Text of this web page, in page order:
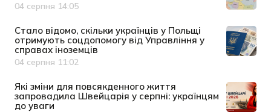
Дата публікації
04 серпня 14:05
Cтало відомо, скільки українців у Польщі
отримують соцдопомогу від Управління у
справах іноземців
Дата публікації
04 серпня 11:02
Які зміни для повсякденного життя
запровадила Швейцарія у серпні: українцям
до уваги